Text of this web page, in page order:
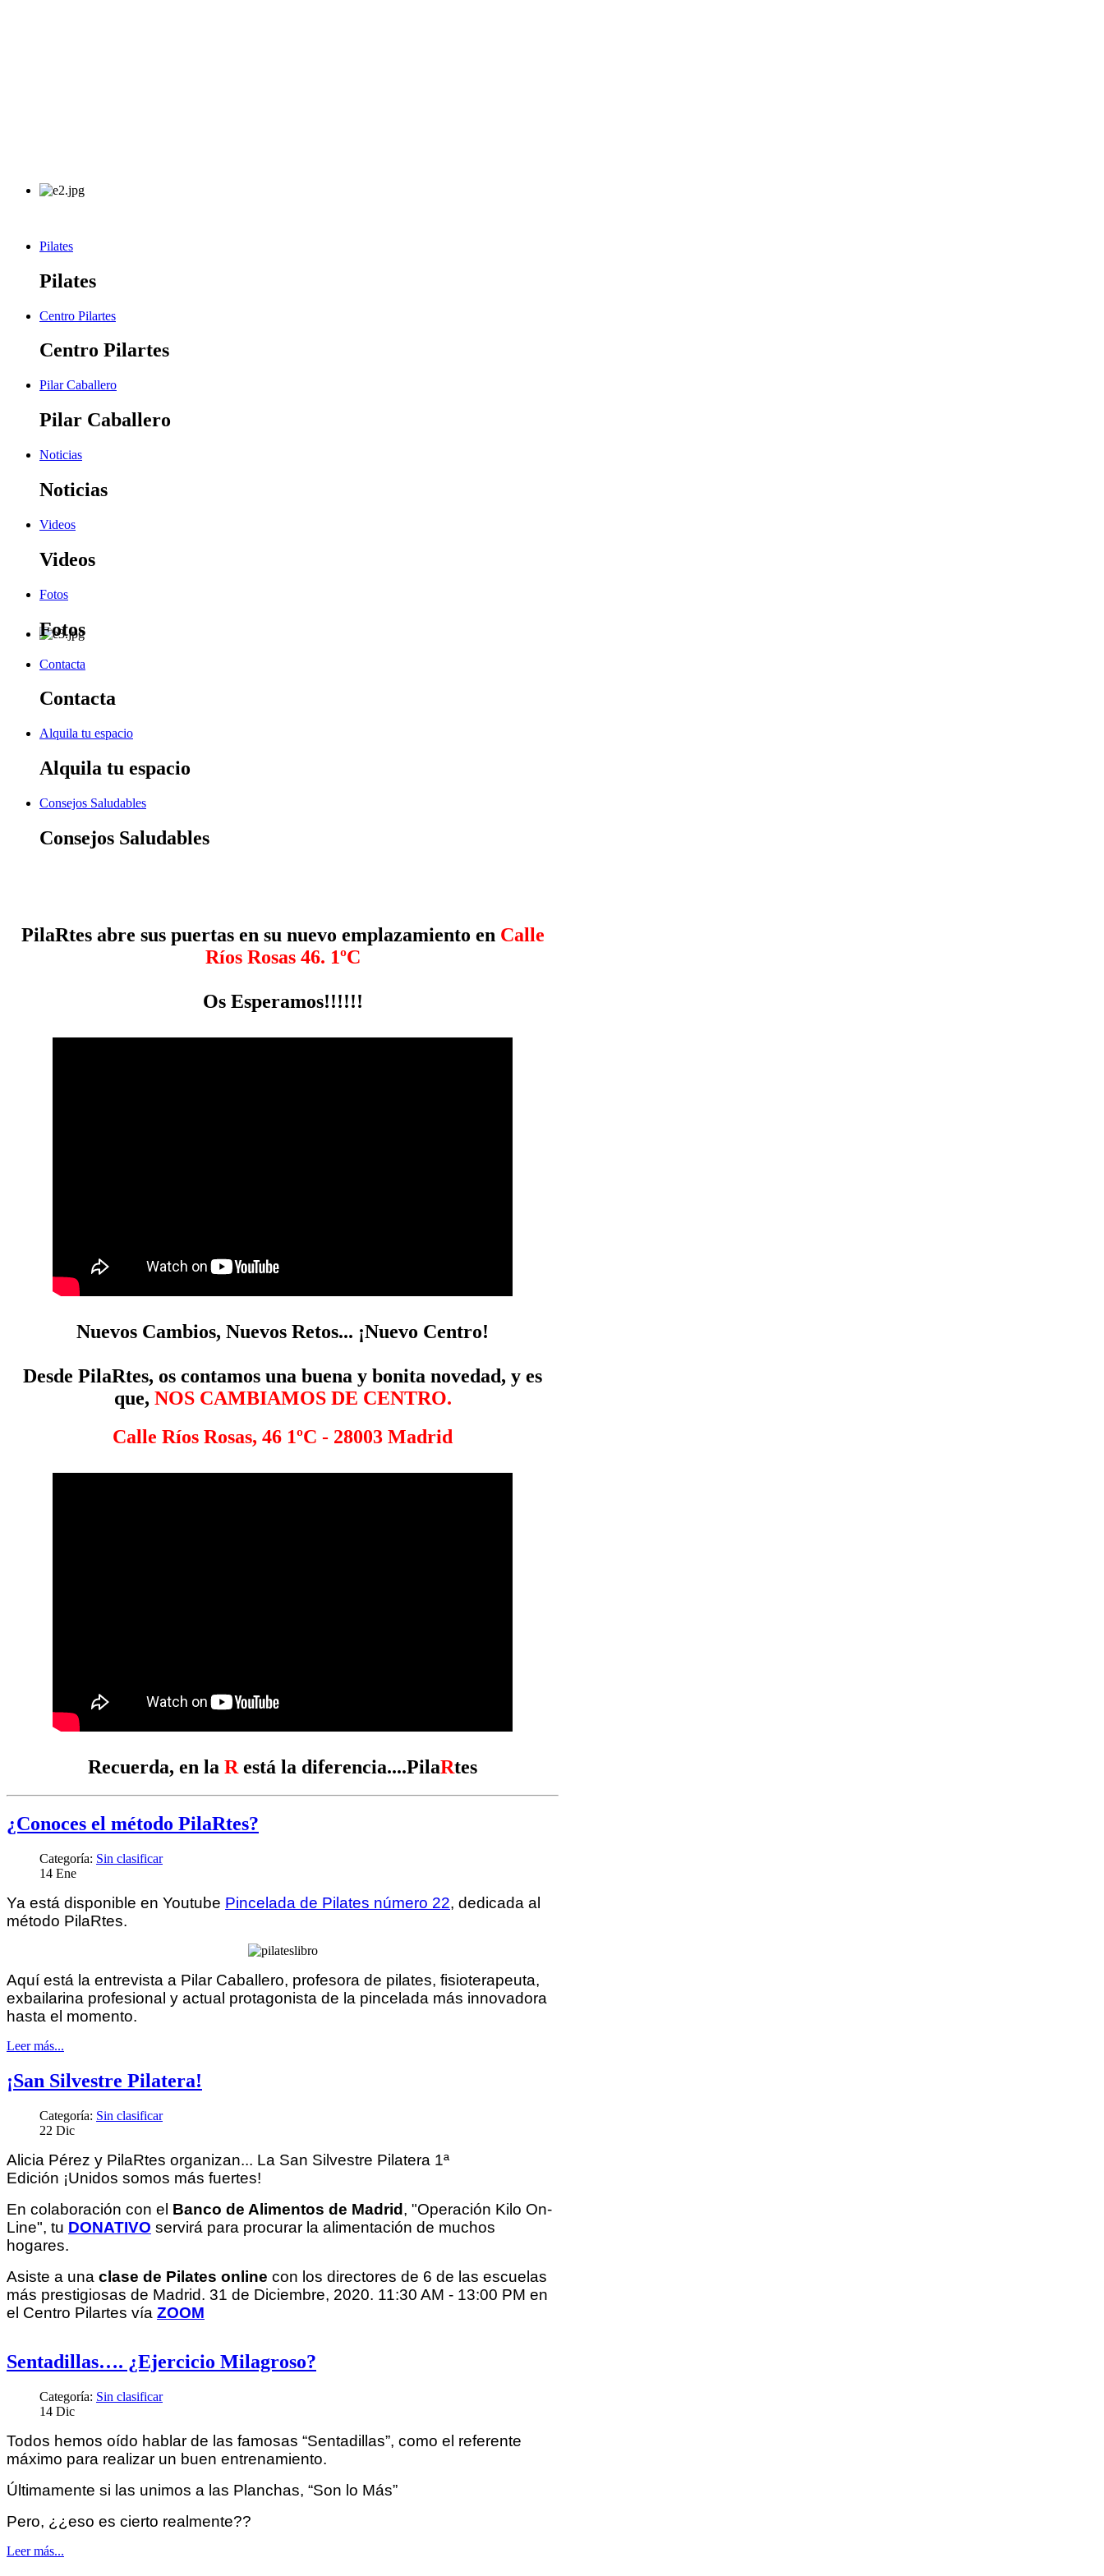
Pilates
Pilates
Centro Pilartes
Centro Pilartes
Pilar Caballero
Pilar Caballero
Noticias
Noticias
Videos
Videos
Fotos
Fotos
Contacta
Contacta
Alquila tu espacio
Alquila tu espacio
Consejos Saludables
Consejos Saludables
PilaRtes abre sus puertas en su nuevo emplazamiento en Calle
Ríos Rosas 46. 1ºC
Os Esperamos!!!!!!
Nuevos Cambios, Nuevos Retos... ¡Nuevo Centro!
Desde PilaRtes, os contamos una buena y bonita novedad, y es
que, NOS CAMBIAMOS DE CENTRO.
Calle Ríos Rosas, 46 1ºC - 28003 Madrid
Recuerda, en la R está la diferencia....PilaRtes
¿Conoces el método PilaRtes?
Categoría: Sin clasificar
14 Ene
Ya está disponible en Youtube Pincelada de Pilates número 22, dedicada al
método PilaRtes.
Aquí está la entrevista a Pilar Caballero, profesora de pilates, fisioterapeuta,
exbailarina profesional y actual protagonista de la pincelada más innovadora
hasta el momento.
Leer más...
¡San Silvestre Pilatera!
Categoría: Sin clasificar
22 Dic
Alicia Pérez y PilaRtes organizan... La San Silvestre Pilatera 1ª
Edición ¡Unidos somos más fuertes!
En colaboración con el Banco de Alimentos de Madrid, "Operación Kilo On-
Line", tu DONATIVO servirá para procurar la alimentación de muchos
hogares.
Asiste a una clase de Pilates online con los directores de 6 de las escuelas
más prestigiosas de Madrid. 31 de Diciembre, 2020. 11:30 AM - 13:00 PM en
el Centro Pilartes vía ZOOM
Sentadillas…. ¿Ejercicio Milagroso?
Categoría: Sin clasificar
14 Dic
Todos hemos oído hablar de las famosas “Sentadillas”, como el referente
máximo para realizar un buen entrenamiento.
Últimamente si las unimos a las Planchas, “Son lo Más”
Pero, ¿¿eso es cierto realmente??
Leer más...